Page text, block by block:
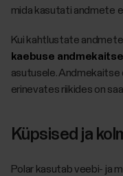
mida kasutati andmete
Kui kahtlustate
kaebuse
asutusele.
erinevates riikides on
Küpsised ja
Polar kasutab veebi- ja